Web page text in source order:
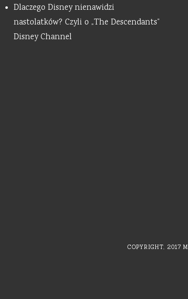
Dlaczego Disney nienawidzi
nastolatków? Czyli o „The Descendants”
Disney Channel
COPYRIGHT, 2017